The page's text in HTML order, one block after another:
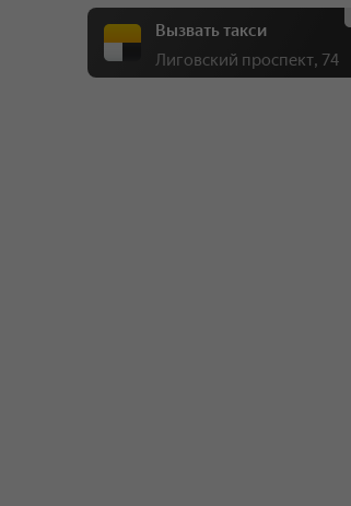
Вызвать такси
Лиговский проспект, 74